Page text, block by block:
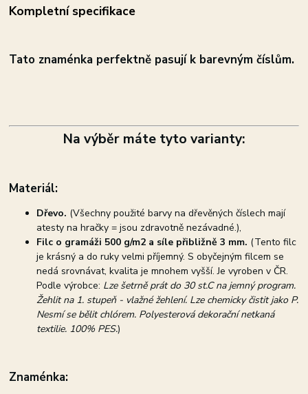
Kompletní specifikace
Tato znaménka perfektně pasují k barevným číslům.
Na výběr máte tyto varianty:
Materiál:
Dřevo. (Všechny použité barvy na dřevěných číslech mají
atesty na hračky = jsou zdravotně nezávadné.),
Filc o gramáži 500 g/m2 a síle přibližně 3 mm. (Tento filc
je krásný a do ruky velmi příjemný. S obyčejným filcem se
nedá srovnávat, kvalita je mnohem vyšší. Je vyroben v ČR.
Podle výrobce: Lze šetrně prát do 30 st.C na jemný program.
Žehlit na 1. stupeň - vlažné žehlení. Lze chemicky čistit jako P.
Nesmí se bělit chlórem. Polyesterová dekorační netkaná
textilie. 100% PES.)
Znaménka: